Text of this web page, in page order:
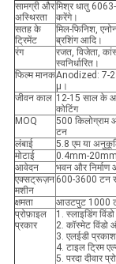
सामग्री और
अस्थिरता
मिश्र धातु
करेंगे।
सतह के
ट्रिमेंट
मिल-फिनिश,
ब्रशिंग आदि।
रंग
रजत, विजेता,
स्वनिर्धारित।
फिल्म मानकAnodized: 7-
μ।
जीवन काल 12-15 साल के
कोटिंग
MOQ
500 किलोग्राम
टन
लंबाई
5.8 एम या
मोटाई
0.4mm-
आवेदन
भवन और
एक्सट्रूज़न
मशीन
600-3600 टन
क्षमता
आउटपुट 1000
प्रोफ़ाइल
प्रकार
1. स्लाइडिंग
2. कॉस्मेट विंडो
3. एलईडी
4. टाइल ट्रिम
5. परदा दीवार